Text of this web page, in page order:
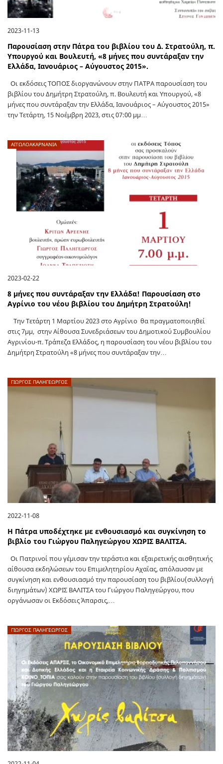
2023-11-13
Παρουσίαση στην Πάτρα του βιβλίου του Δ. Στρατούλη, π.
Υπουργού και Βουλευτή, «8 μήνες που συντάραξαν την
Ελλάδα, Ιανουάριος – Αύγουστος 2015».
Oι εκδόσεις ΤΟΠΟΣ διοργανώνουν στην ΠΑΤΡΑ παρουσίαση του
βιβλίου του Δημήτρη Στρατούλη, π. Βουλευτή και Υπουργού, «8
μήνες που συντάραξαν την Ελλάδα, Ιανουάριος – Αύγουστος 2015»
την Τετάρτη, 15 Νοέμβρη 2023, στις 07:00 μμ…
ΑΙΤΩΛΟΑΚΑΡΝΑΝΊΑ
2023-02-22
8 μήνες που συντάραξαν την Ελλάδα! Παρουσίαση στο
Αγρίνιο του νέου βιβλίου του Δημήτρη Στρατούλη!
Την Τετάρτη 1 Μαρτίου 2023 στο Αγρίνιο θα πραγματοποιηθεί
στις 7μμ, στην Αίθουσα Συνεδριάσεων του Δημοτικού Συμβουλίου
Αγρινίου-π. Τράπεζα Ελλάδος, η παρουσίαση του νέου βιβλίου του
Δημήτρη Στρατούλη «8 μήνες που συντάραξαν την…
ΓΙΩΡΓΟΣ ΠΑΛΗΓΕΏΡΓΟΣ
2022-11-08
Η Πάτρα υποδέχτηκε με ενθουσιασμό και συγκίνηση το
βιβλίο του Γιώργου Παληγεώργου ΧΩΡΙΣ ΒΑΛΙΤΣΑ.
Οι Πατρινοί που γέμισαν την τεράστια και εξαιρετικής αισθητικής
αίθουσα εκδηλώσεων του Επιμελητηρίου Αχαΐας, απόλαυσαν με
συγκίνηση και ενθουσιασμό την παρουσίαση του βιβλίου(συλλογή
διηγημάτων) ΧΩΡΙΣ ΒΑΛΙΤΣΑ του Γιώργου Παληγεώργου, που
οργάνωσαν οι Εκδόσεις Άπαρσις,…
ΓΙΩΡΓΟΣ ΠΑΛΗΓΕΏΡΓΟΣ